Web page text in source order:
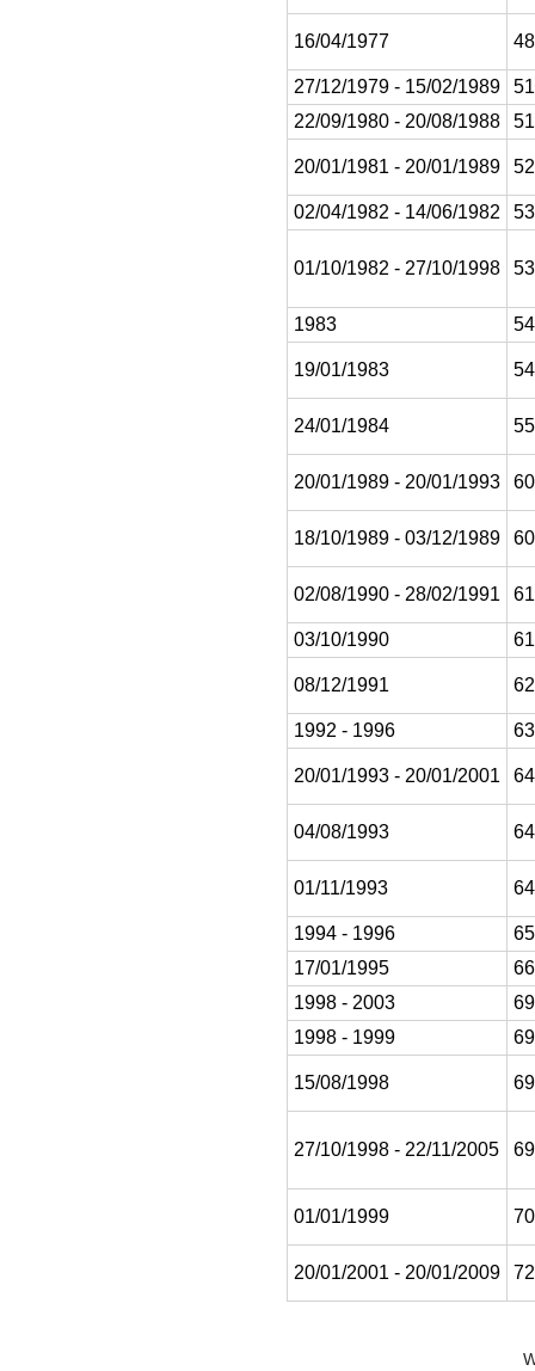
16/04/1977
27/12/1979 - 15/02/1989
22/09/1980 - 20/08/1988
20/01/1981 - 20/01/1989
02/04/1982 - 14/06/1982
01/10/1982 - 27/10/1998
1983
19/01/1983
24/01/1984
20/01/1989 - 20/01/1993
18/10/1989 - 03/12/1989
02/08/1990 - 28/02/1991
03/10/1990
08/12/1991
1992 - 1996
20/01/1993 - 20/01/2001
04/08/1993
01/11/1993
1994 - 1996
17/01/1995
1998 - 2003
1998 - 1999
15/08/1998
27/10/1998 - 22/11/2005
01/01/1999
20/01/2001 - 20/01/2009